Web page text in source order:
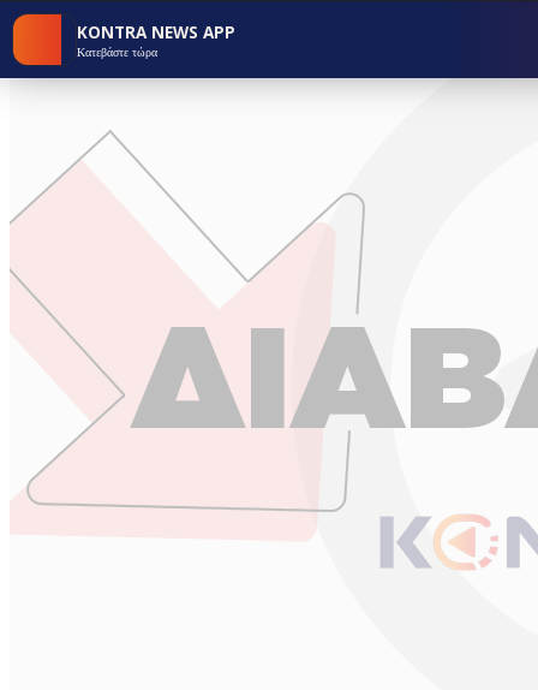
KONTRA NEWS APP
Κατεβάστε τώρα